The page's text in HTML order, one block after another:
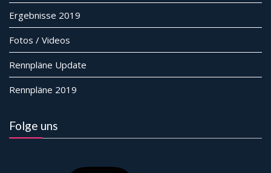
Ergebnisse 2019
Fotos / Videos
Rennpläne Update
Rennpläne 2019
Folge uns